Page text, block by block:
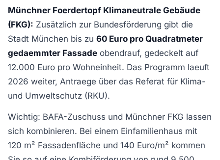
Münchner Foerdertopf Klimaneutrale Gebäude
(FKG): Zusätzlich zur Bundesförderung gibt die
Stadt München bis zu 60 Euro pro Quadratmeter
gedaemmter Fassade obendrauf, gedeckelt auf
12.000 Euro pro Wohneinheit. Das Programm laeuft
2026 weiter, Antraege über das Referat für Klima-
und Umweltschutz (RKU).
Wichtig: BAFA-Zuschuss und Münchner FKG lassen
sich kombinieren. Bei einem Einfamilienhaus mit
120 m² Fassadenfläche und 140 Euro/m² kommen